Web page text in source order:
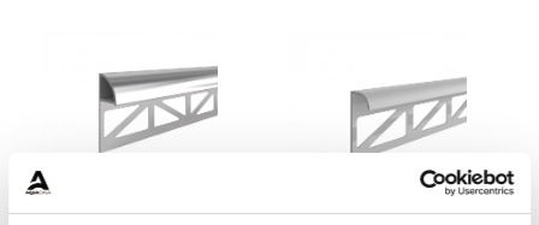
Podna rešetka PROFIL M
150x150 gold
1.709,00 RSD / kom
Al-lajsna P 12mm sjaj
Ušteda : 128,85 RSD
730,15 RSD / kom